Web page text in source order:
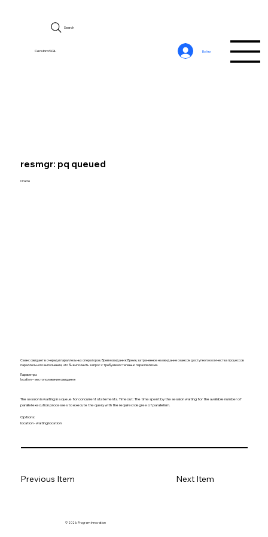
CerebroSQL
Search
Войти
resmgr: pq queued
Oracle
Сеанс ожидает в очереди параллельных операторов. Время ожидания: Время, затраченное на ожидание сеансом доступного количества процессов
параллельного выполнения, что бы выполнить запрос с требуемой степенью параллелизма.
Параметры:
location – местоположение ожидания
The session is waiting in a queue for concurrent statements. Timeout: The time spent by the session waiting for the available number of
parallel execution processes to execute the query with the required degree of parallelism.
Options:
location - waiting location
Previous Item Next Item
© 2026. Program innovation